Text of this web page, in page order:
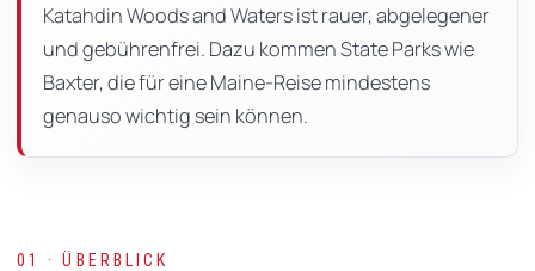
Katahdin Woods and Waters ist rauer, abgelegener
und gebührenfrei. Dazu kommen State Parks wie
Baxter, die für eine Maine-Reise mindestens
genauso wichtig sein können.
01 · ÜBERBLICK